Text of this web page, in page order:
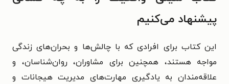
پیشنهاد می‌کنیم
این کتاب برای افرادی که با چالش‌ها و بحران‌های زندگی
مواجه هستند، همچنین برای مشاوران، روان‌شناسان، و
علاقه‌مندان به یادگیری مهارت‌های مدیریت هیجانات و